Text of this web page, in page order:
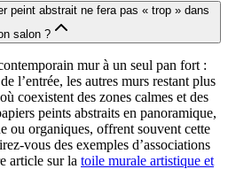
peint abstrait ne fera pas « trop » dans
salon ?
mur à un seul pan fort :
l’entrée, les autres murs restant plus
coexistent des zones calmes et des
peints abstraits en panoramique,
ou organiques, offrent souvent cette
vous des exemples d’associations
article sur la toile murale artistique et